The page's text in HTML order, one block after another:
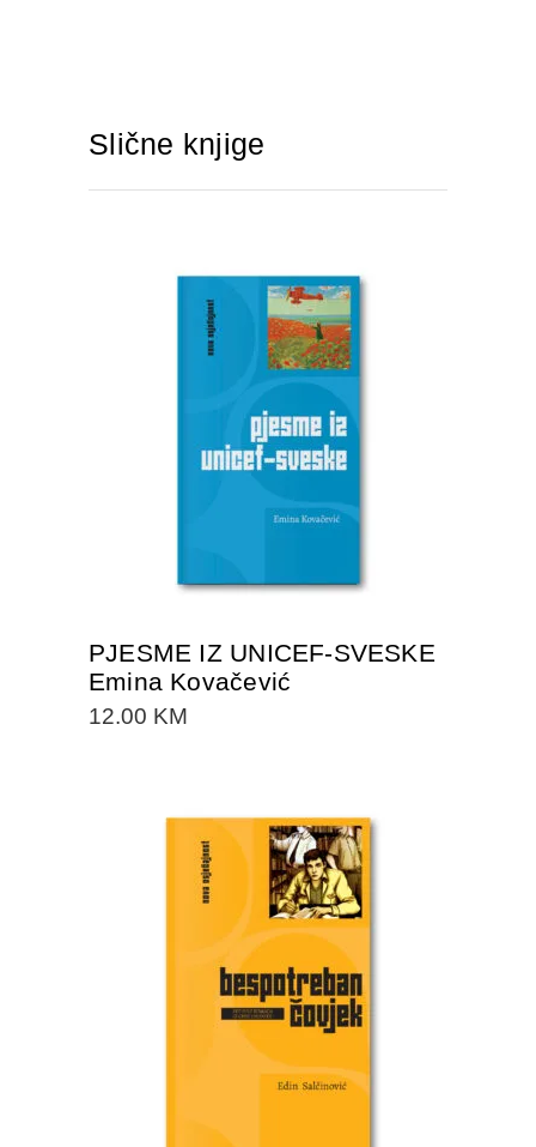
Slične knjige
DODAJTE U KORPU
PJESME IZ UNICEF-SVESKE
Emina Kovačević
12.00 KM
DODAJTE U KORPU